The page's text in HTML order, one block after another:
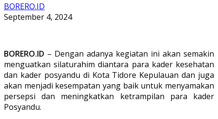
BORERO.ID
September 4, 2024
BORERO.ID – Dengan adanya kegiatan ini akan semakin
menguatkan silaturahim diantara para kader kesehatan
dan kader posyandu di Kota Tidore Kepulauan dan juga
akan menjadi kesempatan yang baik untuk menyamakan
persepsi dan meningkatkan ketrampilan para kader
Posyandu.